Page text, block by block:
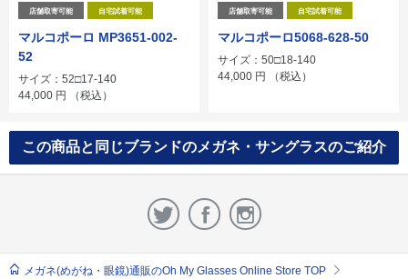
店舗取寄可能 自宅試着可能
マルコポーロ MP3651-002-
52
サイズ：52□17-140
44,000 円 （税込）
店舗取寄可能 自宅試着可能
マルコポーロ5068-628-50
サイズ：50□18-140
44,000 円 （税込）
この商品と同じブランドのメガネ・サングラスのご紹介
メガネ(めがね・眼鏡)通販のOh My Glasses Online Store TOP